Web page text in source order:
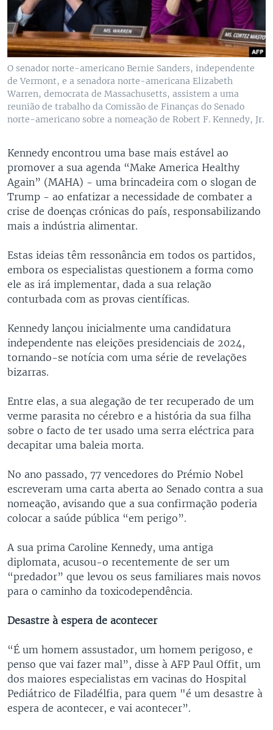
O senador norte-americano Bernie Sanders, independente
de Vermont, e a senadora norte-americana Elizabeth
Warren, democrata de Massachusetts, assistem a uma
reunião de trabalho da Comissão de Finanças do Senado
norte-americano sobre a nomeação de Robert F. Kennedy, Jr.
Kennedy encontrou uma base mais estável ao
promover a sua agenda “Make America Healthy
Again” (MAHA) - uma brincadeira com o slogan de
Trump - ao enfatizar a necessidade de combater a
crise de doenças crónicas do país, responsabilizando
mais a indústria alimentar.
Estas ideias têm ressonância em todos os partidos,
embora os especialistas questionem a forma como
ele as irá implementar, dada a sua relação
conturbada com as provas científicas.
Kennedy lançou inicialmente uma candidatura
independente nas eleições presidenciais de 2024,
tornando-se notícia com uma série de revelações
bizarras.
Entre elas, a sua alegação de ter recuperado de um
verme parasita no cérebro e a história da sua filha
sobre o facto de ter usado uma serra eléctrica para
decapitar uma baleia morta.
No ano passado, 77 vencedores do Prémio Nobel
escreveram uma carta aberta ao Senado contra a sua
nomeação, avisando que a sua confirmação poderia
colocar a saúde pública “em perigo”.
A sua prima Caroline Kennedy, uma antiga
diplomata, acusou-o recentemente de ser um
“predador” que levou os seus familiares mais novos
para o caminho da toxicodependência.
Desastre à espera de acontecer
“É um homem assustador, um homem perigoso, e
penso que vai fazer mal”, disse à AFP Paul Offit, um
dos maiores especialistas em vacinas do Hospital
Pediátrico de Filadélfia, para quem "é um desastre à
espera de acontecer, e vai acontecer”.